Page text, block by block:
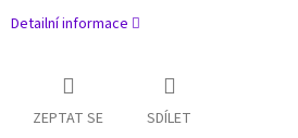
Detailní informace
ZEPTAT SE SDÍLET